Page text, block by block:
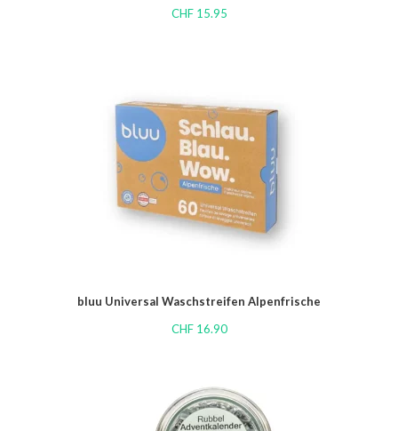
CHF15.95
bluu Universal Waschstreifen Alpenfrische
CHF16.90